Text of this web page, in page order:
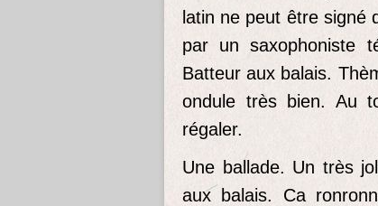
latin ne peut être signé
par un saxophoniste
Batteur aux balais.
ondule très bien. Au
régaler.
Une ballade. Un très
aux balais. Ca